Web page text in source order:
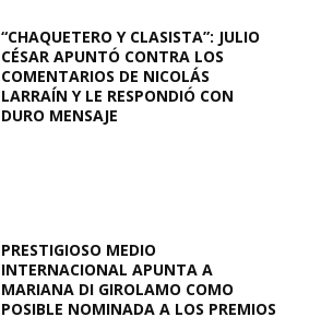
“CHAQUETERO Y CLASISTA”: JULIO
CÉSAR APUNTÓ CONTRA LOS
COMENTARIOS DE NICOLÁS
LARRAÍN Y LE RESPONDIÓ CON
DURO MENSAJE
PRESTIGIOSO MEDIO
INTERNACIONAL APUNTA A
MARIANA DI GIROLAMO COMO
POSIBLE NOMINADA A LOS PREMIOS